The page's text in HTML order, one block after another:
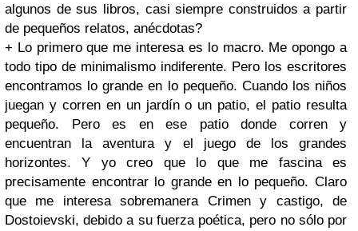
algunos de sus libros, casi siempre construidos a partir
de pequeños relatos, anécdotas?
+ Lo primero que me interesa es lo macro. Me opongo a
todo tipo de minimalismo indiferente. Pero los escritores
encontramos lo grande en lo pequeño. Cuando los niños
juegan y corren en un jardín o un patio, el patio resulta
pequeño. Pero es en ese patio donde corren y
encuentran la aventura y el juego de los grandes
horizontes. Y yo creo que lo que me fascina es
precisamente encontrar lo grande en lo pequeño. Claro
que me interesa sobremanera Crimen y castigo, de
Dostoievski, debido a su fuerza poética, pero no sólo por